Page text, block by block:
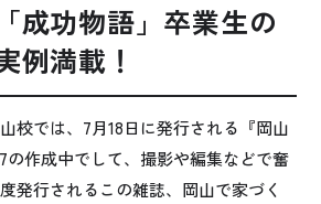
ー
成功物語」卒業生の
例満載！
校では、7月18日に発行される『岡山
の作成中でして、撮影や編集などで奮
発行されるこの雑誌、岡山で家づく